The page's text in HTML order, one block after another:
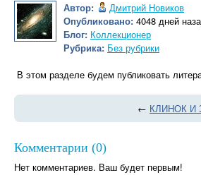
Автор:
Дмитрий Новиков
Опубликовано: 4048 дней
Блог: Коллекционер
Рубрика: Без рубрики
В этом разделе будем публиковать
← КЛИНОК И
Комментарии (0)
Нет комментариев. Ваш будет первым!